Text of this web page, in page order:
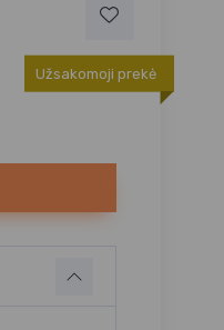
Užsakomoji prekė